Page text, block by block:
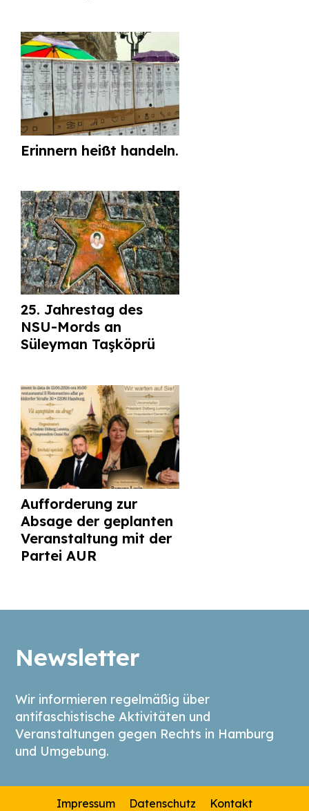
Erinnern heißt handeln.
25. Jahrestag des
NSU-Mords an
Süleyman Taşköprü
Aufforderung zur
Absage der geplanten
Veranstaltung mit der
Partei AUR
Newsletter
Wir informieren regelmäßig über
antifaschistische Aktivitäten und
Veranstaltungen gegen Rechts in Hamburg
und Umgebung.
Impressum Datenschutz Kontakt